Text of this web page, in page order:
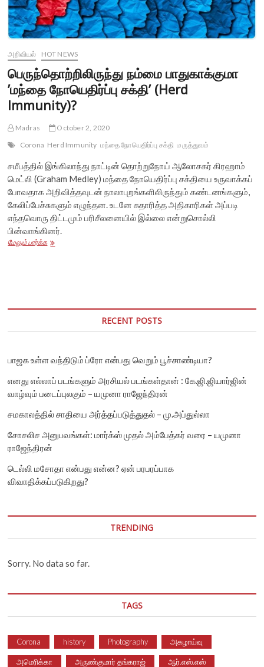
அறிவியல் HOT NEWS
பெருந்தொற்றிலிருந்து நம்மை பாதுகாக்குமா
’மந்தை நோயெதிர்ப்பு சக்தி’ (Herd
Immunity)?
Madras
October 2, 2020
Corona Herd Immunity மந்தை நோயெதிர்ப்பு சக்தி மருத்துவம்
சமீபத்தில் இங்கிலாந்து நாட்டின் தொற்றுநோய் ஆலோசகர் கிரஹாம்
மெட்லி (Graham Medley) மந்தை நோயெதிர்ப்பு சக்தியை உருவாக்கப்
போவதாக அறிவித்தவுடன் நாலாபுறங்களிலிருந்தும் கண்டனங்களும்,
கேலிப்பேச்சுகளும் எழுந்தன. உடனே சுதாரித்த அதிகாரிகள் அப்படி
எந்தவொரு திட்டமும் பரிசீலனையில் இல்லை என்றுசொல்லி
பின்வாங்கினர்.
மேலும் பார்க்கபெருந்தொற்றிலிருந்து
RECENT POSTS
பாஜக உள்ள வந்திடும் ப்ரோ என்பது வெறும் பூச்சாண்டியா?
எனது எல்லாப் படங்களும் அரசியல் படங்கள்தான் : கே.ஜி.ஜியார்ஜின்
வாழ்வும் படைப்புலகும் – யமுனா ராஜேந்திரன்
சமகாலத்தில் சாதியை அர்த்தப்படுத்துதல் – மு.அப்துல்லா
சோசலிச அனுபவங்கள்: மார்க்ஸ் முதல் அம்பேத்கர் வரை – யமுனா
ராஜேந்திரன்
டெல்லி மசோதா என்பது என்ன? ஏன் பரபரப்பாக
விவாதிக்கப்படுகிறது?
TRENDING
Sorry. No data so far.
TAGS
Corona history Photography அகழாய்வு
அமெரிக்கா அருண்குமார் தங்கராஜ் ஆர்.எஸ்.எஸ்